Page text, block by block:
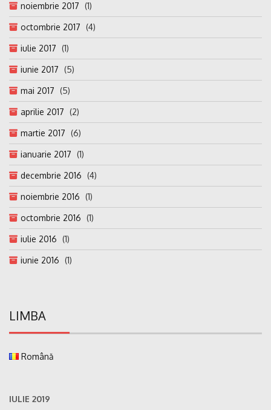
noiembrie 2017 (1)
octombrie 2017 (4)
iulie 2017 (1)
iunie 2017 (5)
mai 2017 (5)
aprilie 2017 (2)
martie 2017 (6)
ianuarie 2017 (1)
decembrie 2016 (4)
noiembrie 2016 (1)
octombrie 2016 (1)
iulie 2016 (1)
iunie 2016 (1)
LIMBA
Română
IULIE 2019